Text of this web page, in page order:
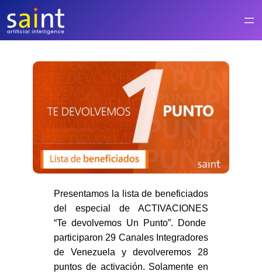
contenido
Presentamos la lista de beneficiados
del especial de ACTIVACIONES
“Te devolvemos Un Punto”. Donde
participaron 29 Canales Integradores
de Venezuela y devolveremos 28
puntosde activación. Solamente en